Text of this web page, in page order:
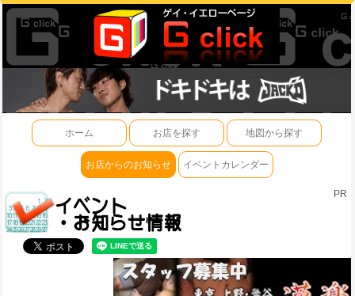
ホーム お店を探す 地図から探す
お店からのお知らせ イベントカレンダー
PR